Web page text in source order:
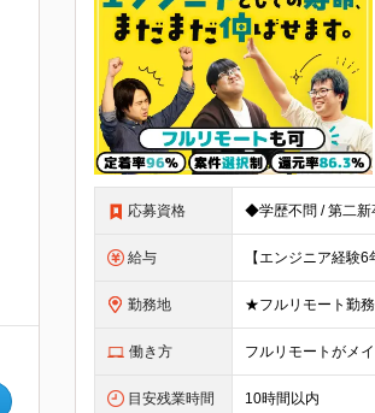
応募資格
給与
勤務地
働き方 フルリモートがメ
目安残業時間 10時間以内